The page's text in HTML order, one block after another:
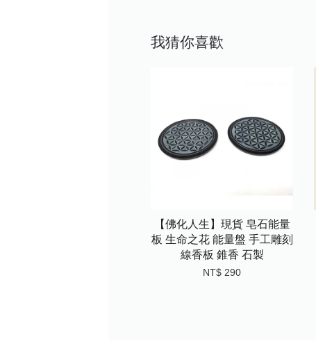
我猜你喜歡
【佛化人生】現貨 皂石能量
板 生命之花 能量盤 手工雕刻
線香板 錐香 石製
NT$ 290